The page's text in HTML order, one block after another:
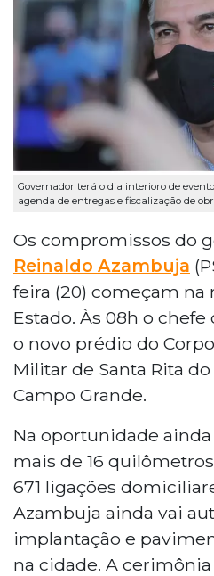
Governador terá o dia interioro de
agenda de entregas e fiscalização de
Os compromissos do
Reinaldo Azambuja
feira (20) começam na
Estado. Às 08h o
o novo prédio do
Militar de Santa Rita
Campo Grande.
Na oportunidade
mais de 16
671 ligações
Azambuja ainda vai
implantação e
na cidade. A